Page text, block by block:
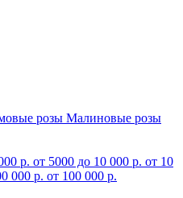
розы Малиновые розы
р. от 5000 до 10 000 р. от 10
000 р. от 100 000 р.